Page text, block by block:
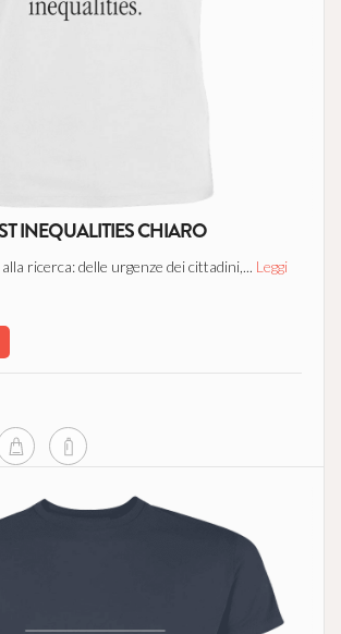
INEQUALITIES CHIARO
ricerca: delle urgenze dei cittadini,... Leggi